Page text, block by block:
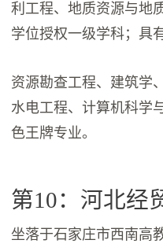
利工程、地质资源与地
学位授权一级学科；具
资源勘查工程、建筑学
水电工程、计算机科学
色王牌专业。
第10：河北经
坐落于石家庄市西南高